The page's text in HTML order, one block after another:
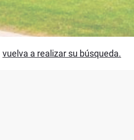
vuelva a realizar su búsqueda.